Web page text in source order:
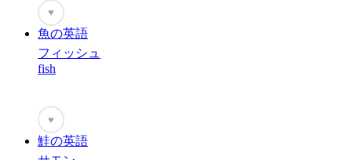
♥
魚の英語
フィッシュ
fish
♥
鮭の英語